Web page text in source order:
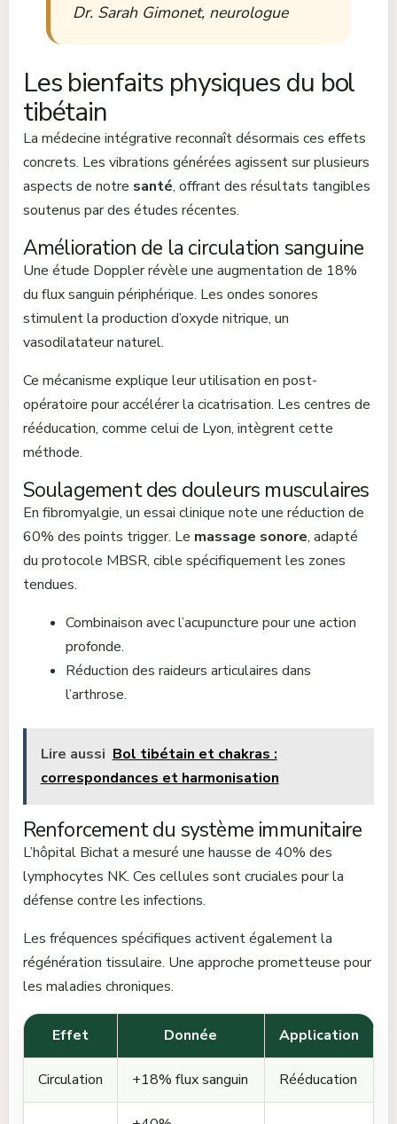
Dr. Sarah Gimonet, neurologue
Les bienfaits physiques du bol
tibétain
La médecine intégrative reconnaît désormais ces effets
concrets. Les vibrations générées agissent sur plusieurs
aspects de notre santé, offrant des résultats tangibles
soutenus par des études récentes.
Amélioration de la circulation sanguine
Une étude Doppler révèle une augmentation de 18%
du flux sanguin périphérique. Les ondes sonores
stimulent la production d’oxyde nitrique, un
vasodilatateur naturel.
Ce mécanisme explique leur utilisation en post-
opératoire pour accélérer la cicatrisation. Les centres de
rééducation, comme celui de Lyon, intègrent cette
méthode.
Soulagement des douleurs musculaires
En fibromyalgie, un essai clinique note une réduction de
60% des points trigger. Le massage sonore, adapté
du protocole MBSR, cible spécifiquement les zones
tendues.
Combinaison avec l’acupuncture pour une action
profonde.
Réduction des raideurs articulaires dans
l’arthrose.
Lire aussi Bol tibétain et chakras :
correspondances et harmonisation
Renforcement du système immunitaire
L’hôpital Bichat a mesuré une hausse de 40% des
lymphocytes NK. Ces cellules sont cruciales pour la
défense contre les infections.
Les fréquences spécifiques activent également la
régénération tissulaire. Une approche prometteuse pour
les maladies chroniques.
Effet Donnée Application
Circulation +18% flux sanguin Rééducation